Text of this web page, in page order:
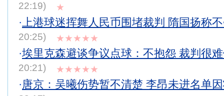
22:19)
★
·上港球迷挥舞人民币围堵裁判 隋国扬称
20:25)
★★★★★
·埃里克森避谈争议点球：不抱怨 裁判很
20:21)
★★★★★
·唐京：吴曦伤势暂不清楚 李昂未进名单